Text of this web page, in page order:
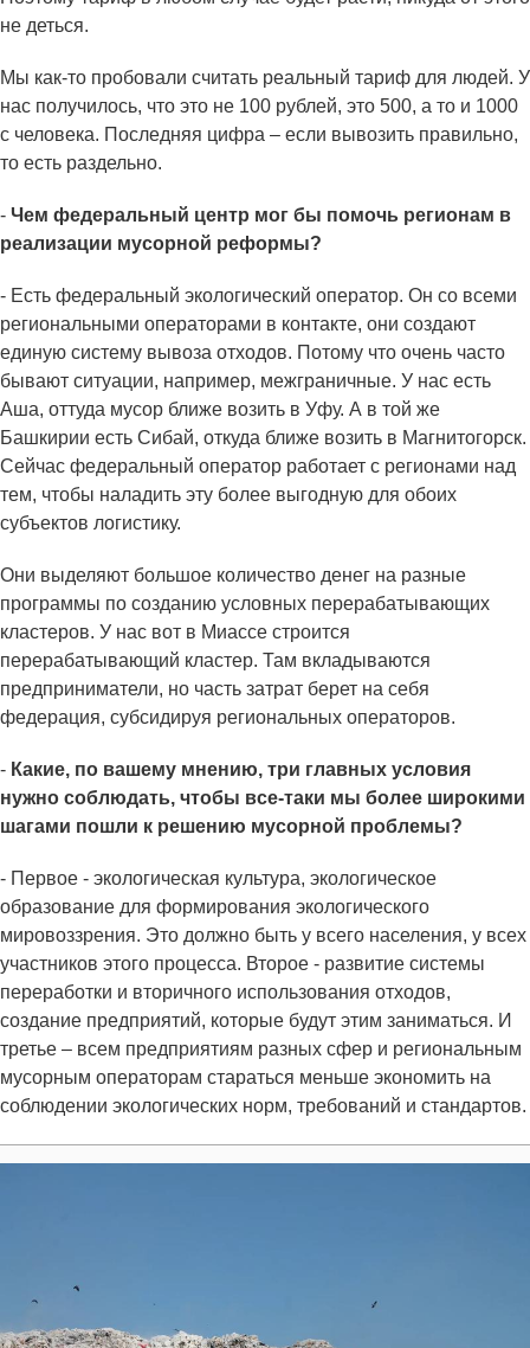
не деться.
Мы как-то пробовали считать реальный тариф для людей. У
нас получилось, что это не 100 рублей, это 500, а то и 1000
с человека. Последняя цифра – если вывозить правильно,
то есть раздельно.
- Чем федеральный центр мог бы помочь регионам в
реализации мусорной реформы?
- Есть федеральный экологический оператор. Он со всеми
региональными операторами в контакте, они создают
единую систему вывоза отходов. Потому что очень часто
бывают ситуации, например, межграничные. У нас есть
Аша, оттуда мусор ближе возить в Уфу. А в той же
Башкирии есть Сибай, откуда ближе возить в Магнитогорск.
Сейчас федеральный оператор работает с регионами над
тем, чтобы наладить эту более выгодную для обоих
субъектов логистику.
Они выделяют большое количество денег на разные
программы по созданию условных перерабатывающих
кластеров. У нас вот в Миассе строится
перерабатывающий кластер. Там вкладываются
предприниматели, но часть затрат берет на себя
федерация, субсидируя региональных операторов.
- Какие, по вашему мнению, три главных условия
нужно соблюдать, чтобы все-таки мы более широкими
шагами пошли к решению мусорной проблемы?
- Первое - экологическая культура, экологическое
образование для формирования экологического
мировоззрения. Это должно быть у всего населения, у всех
участников этого процесса. Второе - развитие системы
переработки и вторичного использования отходов,
создание предприятий, которые будут этим заниматься. И
третье – всем предприятиям разных сфер и региональным
мусорным операторам стараться меньше экономить на
соблюдении экологических норм, требований и стандартов.